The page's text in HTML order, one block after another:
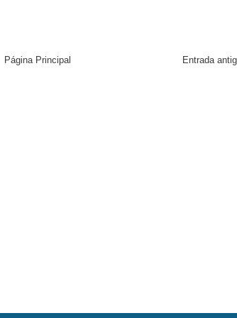
Entrada
Página Principal